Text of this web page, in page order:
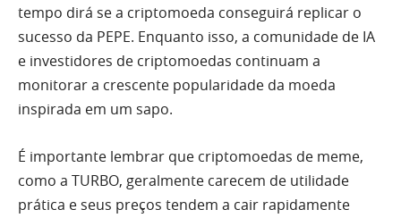
tempo dirá se a criptomoeda conseguirá replicar o
sucesso da PEPE. Enquanto isso, a comunidade de IA
e investidores de criptomoedas continuam a
monitorar a crescente popularidade da moeda
inspirada em um sapo.
É importante lembrar que criptomoedas de meme,
como a TURBO, geralmente carecem de utilidade
prática e seus preços tendem a cair rapidamente